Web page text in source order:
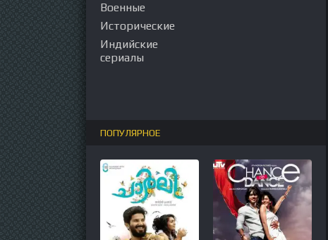
Военные
Исторические
Индийские
сериалы
ПОПУЛЯРНОЕ